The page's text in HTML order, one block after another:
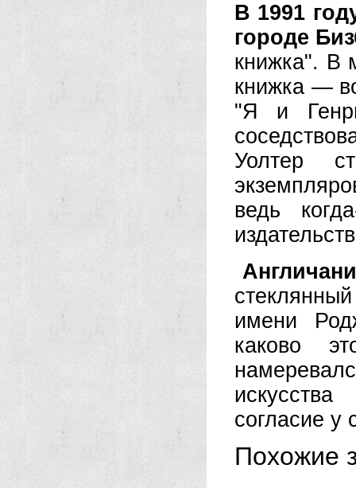
В 1991
городе
книжка". В
книжка —
"Я и
Уолтер
ведь
имени
каково
согласие у
Похожие